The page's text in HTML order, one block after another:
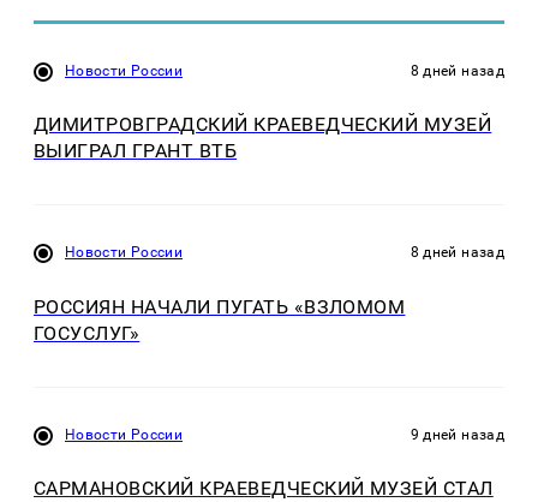
Новости России 8 дней назад
ДИМИТРОВГРАДСКИЙ КРАЕВЕДЧЕСКИЙ МУЗЕЙ
ВЫИГРАЛ ГРАНТ ВТБ
Новости России 8 дней назад
РОССИЯН НАЧАЛИ ПУГАТЬ «ВЗЛОМОМ
ГОСУСЛУГ»
Новости России 9 дней назад
САРМАНОВСКИЙ КРАЕВЕДЧЕСКИЙ МУЗЕЙ СТАЛ